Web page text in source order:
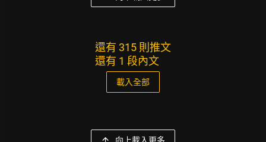
還有 315 則推文
還有 1 段內文
載入全部